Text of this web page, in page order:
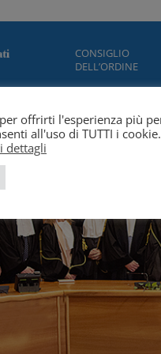
CONSIGLIO
DELL’ORDINE
offrirti l'esperienza più
all'uso di TUTTI i
dettagli